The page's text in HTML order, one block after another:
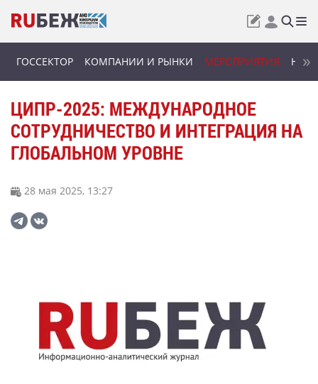
ГОССЕКТОР КОМПАНИИ И РЫНКИ МЕРОПРИЯТИЯ
ЦИПР-2025: МЕЖДУНАРОДНОЕ
СОТРУДНИЧЕСТВО И ИНТЕГРАЦИЯ НА
ГЛОБАЛЬНОМ УРОВНЕ
28 мая 2025, 13:27